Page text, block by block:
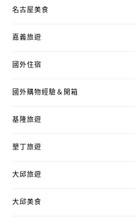
名古屋美食
嘉義旅遊
國外住宿
國外購物經驗＆開箱
基隆旅遊
墾丁旅遊
大邱旅遊
大邱美食